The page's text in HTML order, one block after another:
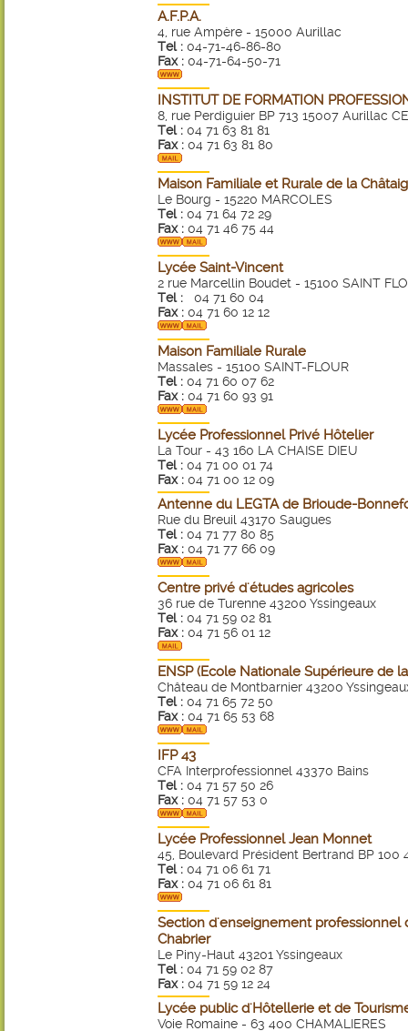
A.F.P.A.
4, rue Ampère - 15000 Aurillac
Tel : 04-71-46-86-80
Fax : 04-71-64-50-71
INSTITUT DE FORMATION
8, rue Perdiguier BP 713 15007 Aurillac
Tel : 04 71 63 81 81
Fax : 04 71 63 81 80
Maison Familiale et Rurale de la
Le Bourg - 15220 MARCOLES
Tel : 04 71 64 72 29
Fax : 04 71 46 75 44
Lycée Saint-Vincent
2 rue Marcellin Boudet - 15100 SAINT
Tel :
04 71 60 04
Fax : 04 71 60 12 12
Maison Familiale Rurale
Massales - 15100 SAINT-FLOUR
Tel : 04 71 60 07 62
Fax : 04 71 60 93 91
Lycée Professionnel Privé Hôtelier
La Tour - 43 160 LA CHAISE DIEU
Tel : 04 71 00 01 74
Fax : 04 71 00 12 09
Antenne du LEGTA de Brioude-
Rue du Breuil 43170 Saugues
Tel : 04 71 77 80 85
Fax : 04 71 77 66 09
Centre privé d'études agricoles
36 rue de Turenne 43200 Yssingeaux
Tel : 04 71 59 02 81
Fax : 04 71 56 01 12
ENSP (Ecole Nationale Supérieure de
Château de Montbarnier 43200
Tel : 04 71 65 72 50
Fax : 04 71 65 53 68
IFP 43
CFA Interprofessionnel 43370 Bains
Tel : 04 71 57 50 26
Fax : 04 71 57 53 0
Lycée Professionnel Jean Monnet
45, Boulevard Président Bertrand BP
Tel : 04 71 06 61 71
Fax : 04 71 06 61 81
Section d'enseignement professionnel
Chabrier
Le Piny-Haut 43201 Yssingeaux
Tel : 04 71 59 02 87
Fax : 04 71 59 12 24
Lycée public d'Hôtellerie et de
Voie Romaine - 63 400 CHAMALIERES